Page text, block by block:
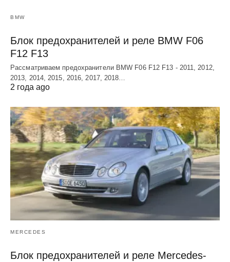
BMW
Блок предохранителей и реле BMW F06
F12 F13
Рассматриваем предохранители BMW F06 F12 F13 - 2011, 2012,
2013, 2014, 2015, 2016, 2017, 2018…
2 года ago
MERCEDES
Блок предохранителей и реле Mercedes-